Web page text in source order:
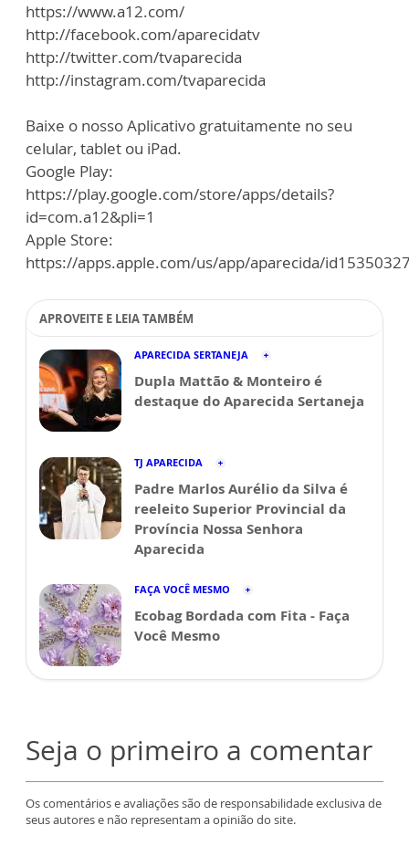
https://www.a12.com/
http://facebook.com/aparecidatv
http://twitter.com/tvaparecida
http://instagram.com/tvaparecida
Baixe o nosso Aplicativo gratuitamente no seu
celular, tablet ou iPad.
Google Play:
https://play.google.com/store/apps/details?
id=com.a12&pli=1
Apple Store:
https://apps.apple.com/us/app/aparecida/
APROVEITE E LEIA TAMBÉM
APARECIDA SERTANEJA
Dupla Mattão & Monteiro é
destaque do Aparecida Sertaneja
TJ APARECIDA
Padre Marlos Aurélio da Silva é
reeleito Superior Provincial da
Província Nossa Senhora
Aparecida
FAÇA VOCÊ MESMO
Ecobag Bordada com Fita - Faça
Você Mesmo
Seja o primeiro a comentar
Os comentários e avaliações são de responsabilidade exclusiva de
seus autores e não representam a opinião do site.